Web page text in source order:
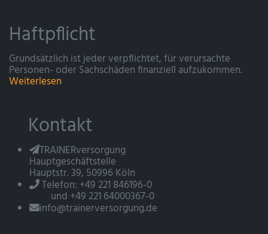
Haftpflicht
Grundsätzlich ist jeder verpflichtet, für verursachte
Personen- oder Sachschäden finanziell aufzukommen.
Weiterlesen
Kontakt
TRAINERversorgung
Hauptgeschäftstelle
Hauptstr. 39, 50996 Köln
Telefon: +49 221 846196-0
und +49 221 64000367-0
info@trainerversorgung.de